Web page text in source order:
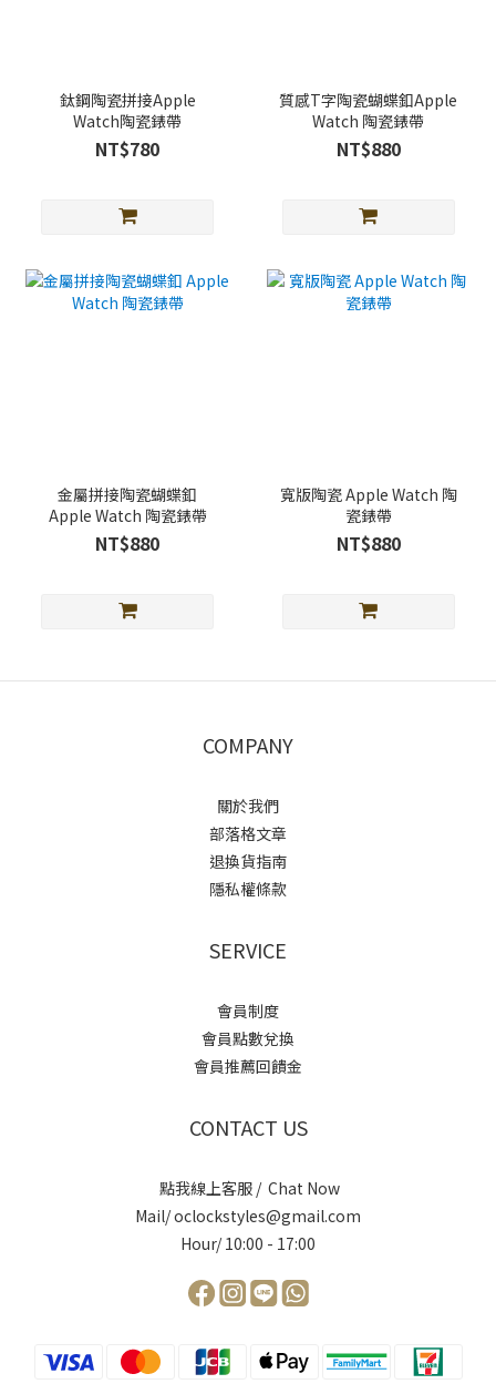
鈦鋼陶瓷拼接Apple
Watch陶瓷錶帶
NT$780
質感T字陶瓷蝴蝶釦Apple
Watch 陶瓷錶帶
NT$880
金屬拼接陶瓷蝴蝶釦
Apple Watch 陶瓷錶帶
NT$880
寬版陶瓷 Apple Watch 陶
瓷錶帶
NT$880
COMPANY
關於我們
部落格文章
退換貨指南
隱私權條款
SERVICE
會員制度
會員點數兌換
會員推薦回饋金
CONTACT US
點我線上客服 / Chat Now
Mail/ oclockstyles@gmail.com
Hour/ 10:00 - 17:00